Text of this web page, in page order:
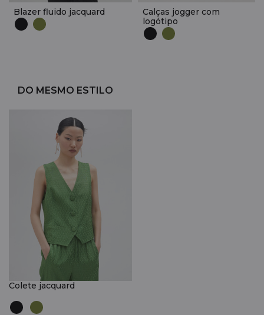
Blazer fluido jacquard
Calças jogger com
logótipo
DO MESMO ESTILO
Colete jacquard